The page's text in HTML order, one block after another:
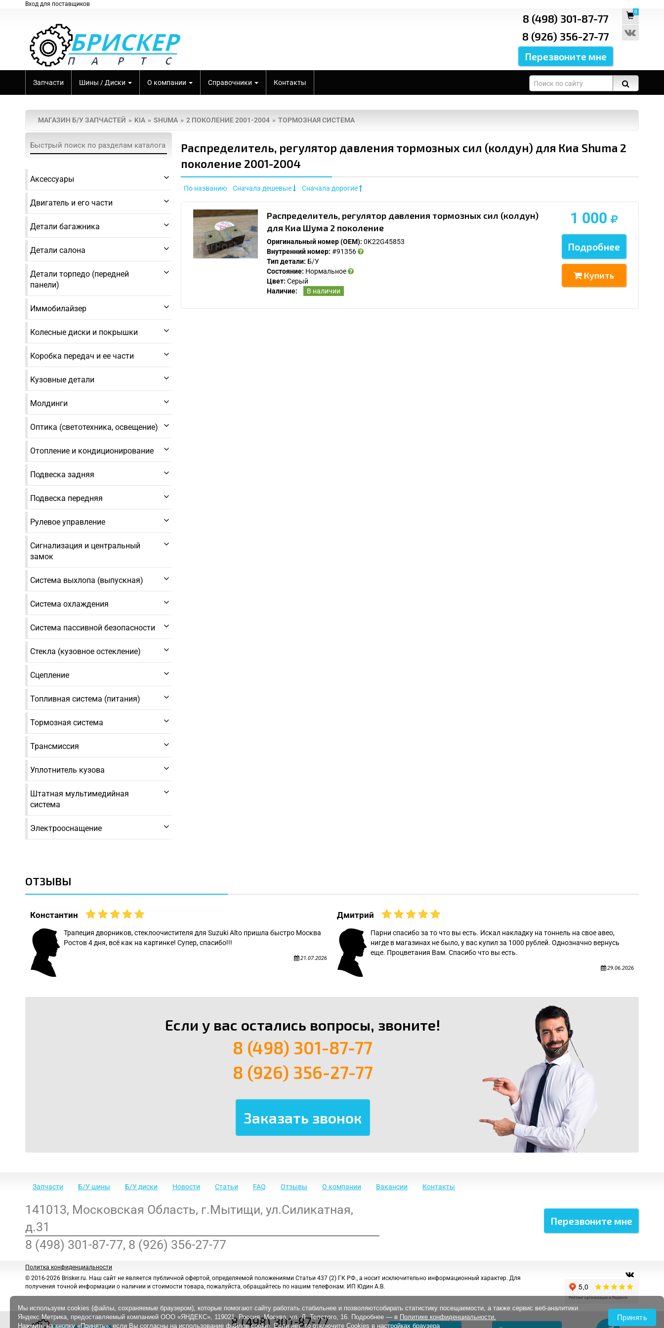
Вход для поставщиков
8 (498) 301-87-77
8 (926) 356-27-77
0
Запчасти Шины / Диски О компании Справочники Контакты
МАГАЗИН Б/У ЗАПЧАСТЕЙ KIA SHUMA 2 ПОКОЛЕНИЕ 2001-2004 ТОРМОЗНАЯ СИСТЕМА
Аксессуары
Двигатель и его части
Детали багажника
Детали салона
Детали торпедо (передней
панели)
Иммобилайзер
Колесные диски и покрышки
Коробка передач и ее части
Кузовные детали
Молдинги
Оптика (светотехника, освещение)
Отопление и кондиционирование
Подвеска задняя
Подвеска передняя
Рулевое управление
Сигнализация и центральный
замок
Система выхлопа (выпускная)
Система охлаждения
Система пассивной безопасности
Стекла (кузовное остекление)
Сцепление
Топливная система (питания)
Тормозная система
Трансмиссия
Уплотнитель кузова
Штатная мультимедийная
система
Электрооснащение
Распределитель, регулятор давления тормозных сил (колдун) для Киа Shuma 2
поколение 2001-2004
По названию Сначала дешевые Сначала дорогие
Распределитель, регулятор давления тормозных сил (колдун)
для Киа Шума 2 поколение
Оригинальный номер (OEM): 0K22G45853
Внутренний номер: #91356
Тип детали: Б/У
Состояние: Нормальное
Цвет: Серый
Наличие:
В наличии
1 000
Подробнее
Купить
ОТЗЫВЫ
Константин
Трапеция дворников, стеклоочистителя для Suzuki Alto пришла быстро Москва
Ростов 4 дня, всё как на картинке! Супер, спасибо!!!
21.07.2026
Дмитрий
Парни спасибо за то что вы есть. Искал накладку на тоннель на свое авео,
нигде в магазинах не было, у вас купил за 1000 рублей. Однозначно вернусь
еще. Процветания Вам. Спасибо что вы есть.
29.06.2026
Если у вас остались вопросы, звоните!
8 (498) 301-87-77
8 (926) 356-27-77
Запчасти Б/У шины Б/У диски Новости Статьи FAQ Отзывы О компании Вакансии Контакты
141013, Московская Область, г.Мытищи, ул.Силикатная,
д.31
8 (498) 301-87-77, 8 (926) 356-27-77
Политка конфиденциальности
© 2016-2026 Brisker.ru. Наш сайт не является публичной офертой, определяемой положениями Статьи 437 (2) ГК РФ., а носит исключительно информационный характер. Для
получения точной информации о наличии и стоимости товара, пожалуйста, обращайтесь по нашим телефонам. ИП Юдин А.В.
8 (498) 301-87-77
Мы используем cookies (файлы, сохраняемые браузером), которые помогают сайту работать стабильнее и позволяютсобирать статистику посещаемости, а также сервис веб-аналитики
Яндекс Метрика, предоставляемый компанией ООО «ЯНДЕКС», 119021, Россия, Москва, ул. Л. Толстого, 16. Подробнее — в Политике конфиденциальности.
Нажмите на кнопку «Принять», если Вы согласны на использование файлов cookie. Если нет, то отключите Cookies в настройках браузера
Принять